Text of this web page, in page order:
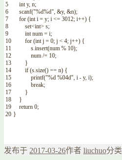
5
6
7
8
9
10
11
12
13
14
15
16
17
18
19
20
int y, n;
scanf("%d%d", &y, &n);
for (int i = y; i <= 3012; i++) {
set<int> s;
int num = i;
for (int j = 0; j < 4; j++) {
s.insert(num % 10);
num /= 10;
}
if (s.size() == n) {
printf("%d %04d", i - y, i);
break;
}
}
return 0;
}
发布于 2017-03-26作者 liuchuo分类